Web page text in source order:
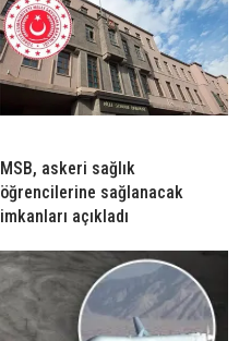
MSB, askeri sağlık
öğrencilerine sağlanacak
imkanları açıkladı